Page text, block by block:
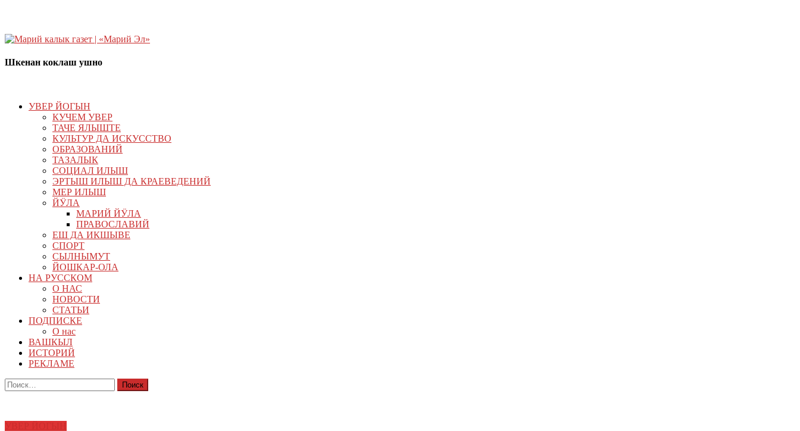
Шкенан коклаш ушно
УВЕР ЙОГЫН
КУЧЕМ УВЕР
ТАЧЕ ЯЛЫШТЕ
КУЛЬТУР ДА ИСКУССТВО
ОБРАЗОВАНИЙ
ТАЗАЛЫК
СОЦИАЛ ИЛЫШ
ЭРТЫШ ИЛЫШ ДА КРАЕВЕДЕНИЙ
МЕР ИЛЫШ
ЙӰЛА
МАРИЙ ЙӰЛА
ПРАВОСЛАВИЙ
ЕШ ДА ИКШЫВЕ
СПОРТ
СЫЛНЫМУТ
ЙОШКАР-ОЛА
НА РУССКОМ
О НАС
НОВОСТИ
СТАТЬИ
ПОДПИСКЕ
О нас
ВАШКЫЛ
ИСТОРИЙ
РЕКЛАМЕ
Найти: